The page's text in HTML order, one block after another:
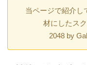
当ページで紹介し
材にしたス
2048 by